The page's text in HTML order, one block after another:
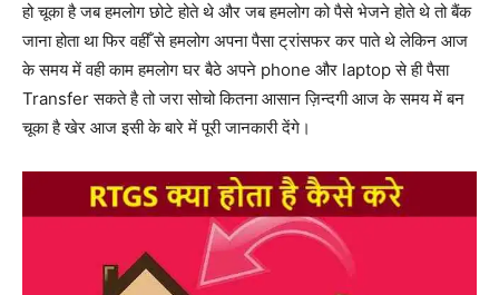
हो चूका है जब हमलोग छोटे होते थे और जब हमलोग को पैसे भेजने होते थे तो बैंक
जाना होता था फिर वहीँ से हमलोग अपना पैसा ट्रांसफर कर पाते थे लेकिन आज
के समय में वही काम हमलोग घर बैठे अपने phone और laptop से ही पैसा
Transfer सकते है तो जरा सोचो कितना आसान ज़िन्दगी आज के समय में बन
चूका है खेर आज इसी के बारे में पूरी जानकारी देंगे।